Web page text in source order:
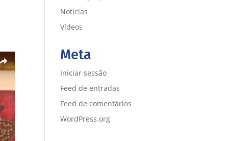
Notícias
Vídeos
Meta
Iniciar sessão
Feed de entradas
Feed de comentários
WordPress.org